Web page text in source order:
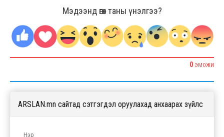
Мэдээнд өгөх таны үнэлгээ?
0 ЭМОЖИ
ARSLAN.mn сайтад сэтгэгдэл оруулахад анхаарах зүйлс